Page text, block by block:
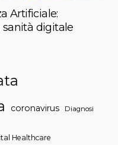
Artificiale:
sanità digitale
coronavirus Diagnosi
Healthcare